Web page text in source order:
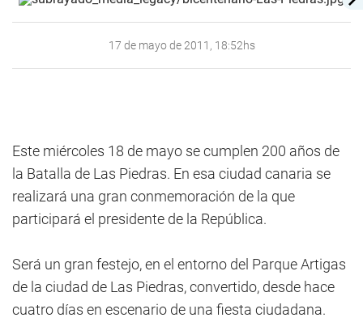
17 de mayo de 2011, 18:52hs
Este miércoles 18 de mayo se cumplen 200 años de
la Batalla de Las Piedras. En esa ciudad canaria se
realizará una gran conmemoración de la que
participará el presidente de la República.
Será un gran festejo, en el entorno del Parque Artigas
de la ciudad de Las Piedras, convertido, desde hace
cuatro días en escenario de una fiesta ciudadana.